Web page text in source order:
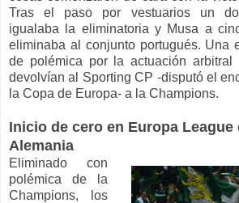
Tras el paso por vestuarios un
igualaba la eliminatoria y Musa a
eliminaba al conjunto portugués. Una
de polémica por la actuación
devolvían al Sporting CP -disputó el
la Copa de Europa- a la Champions.
Inicio de cero en Europa League
Alemania
Eliminado con
polémica de la
Champions, los